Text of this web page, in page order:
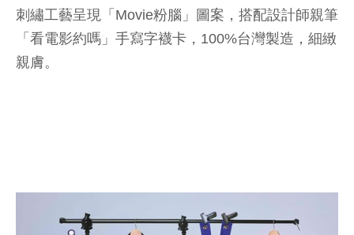
刺繡工藝呈現「Movie粉腦」圖案，搭配設計師親筆
「看電影約嗎」手寫字襪卡，100%台灣製造，細緻
親膚。